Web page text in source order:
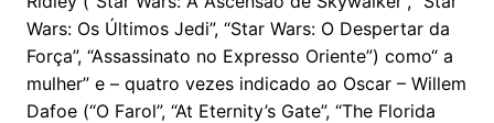
Wars: Os Últimos Jedi”, “Star Wars: O Despertar da
Força”, “Assassinato no Expresso Oriente”) como“ a
mulher” e – quatro vezes indicado ao Oscar – Willem
Dafoe (“O Farol”, “At Eternity’s Gate”, “The Florida